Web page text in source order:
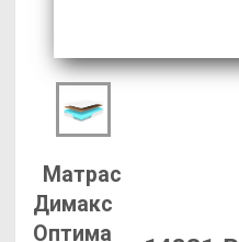
Матрас
Димакс
Оптима